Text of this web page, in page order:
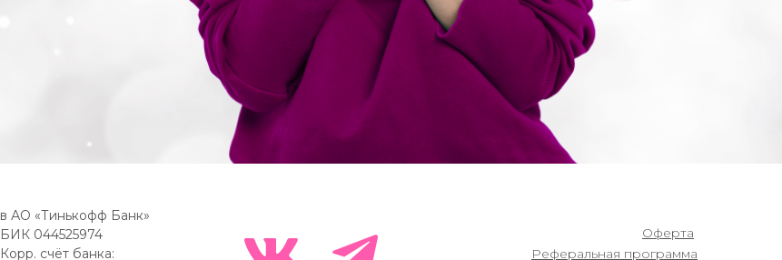
Реферальная программа
Оферта
в АО «Тинькофф Банк»
БИК 044525974
Корр. счёт банка: